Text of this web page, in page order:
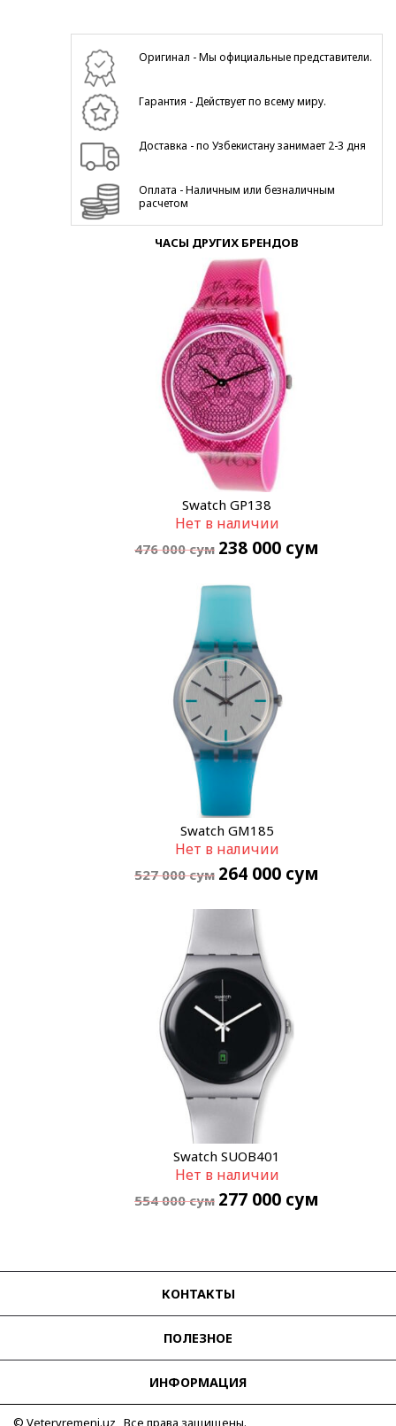
Оригинал - Мы официальные представители.
Гарантия - Действует по всему миру.
Доставка - по Узбекистану занимает 2-3 дня
Оплата - Наличным или безналичным
расчетом
ЧАСЫ ДРУГИХ БРЕНДОВ
Swatch GP138
Нет в наличии
476 000сум 238 000 сум
Swatch GM185
Нет в наличии
527 000сум 264 000 сум
Swatch SUOB401
Нет в наличии
554 000сум 277 000 сум
КОНТАКТЫ
ПОЛЕЗНОЕ
ИНФОРМАЦИЯ
© Vetervremeni.uz Все права защищены.